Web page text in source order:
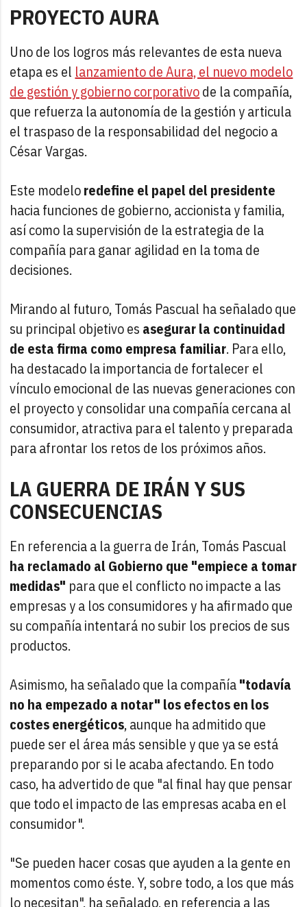
PROYECTO AURA
Uno de los logros más relevantes de esta nueva
etapa es el lanzamiento de Aura, el nuevo modelo
de gestión y gobierno corporativode la compañía,
que refuerza la autonomía de la gestión y articula
el traspaso de la responsabilidad del negocio a
César Vargas.
Este modeloredefine el papel del presidente
hacia funciones de gobierno, accionista y familia,
así como la supervisión de la estrategia de la
compañía para ganar agilidad en la toma de
decisiones.
Mirando al futuro, Tomás Pascual ha señalado que
su principal objetivo es asegurar la continuidad
de esta firma como empresa familiar. Para ello,
ha destacado la importancia de fortalecer el
vínculo emocional de las nuevas generaciones con
el proyecto y consolidar una compañía cercana al
consumidor, atractiva para el talento y preparada
para afrontar los retos de los próximos años.
LA GUERRA DE IRÁN Y SUS
CONSECUENCIAS
En referencia a la guerra de Irán, Tomás Pascual
ha reclamado al Gobierno que "empiece a tomar
medidas" para que el conflicto no impacte a las
empresas y a los consumidores y ha afirmado que
su compañía intentará no subir los precios de sus
productos.
Asimismo, ha señalado que la compañía"todavía
no ha empezado a notar" los efectos en los
costes energéticos, aunque ha admitido que
puede ser el área más sensible y que ya se está
preparando por si le acaba afectando. En todo
caso, ha advertido de que "al final hay que pensar
que todo el impacto de las empresas acaba en el
consumidor".
"Se pueden hacer cosas que ayuden a la gente en
momentos como éste. Y, sobre todo, a los que más
lo necesitan", ha señalado, en referencia a las